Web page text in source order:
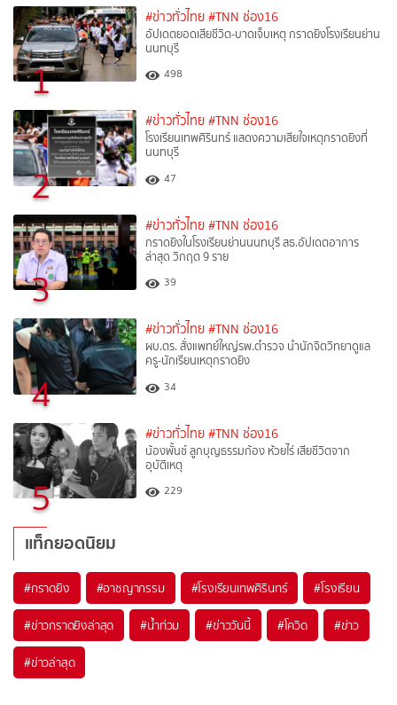
1
#ข่าวทั่วไทย #TNN ช่อง16
อัปเดตยอดเสียชีวิต-บาดเจ็บเหตุ กราดยิงโรงเรียนย่าน
นนทบุรี
498
2
#ข่าวทั่วไทย #TNN ช่อง16
โรงเรียนเทพศิรินทร์ แสดงความเสียใจเหตุกราดยิงที่
นนทบุรี
47
3
#ข่าวทั่วไทย #TNN ช่อง16
กราดยิงในโรงเรียนย่านนนทบุรี สธ.อัปเดตอาการ
ล่าสุด วิกฤต 9 ราย
39
4
#ข่าวทั่วไทย #TNN ช่อง16
ผบ.ตร. สั่งแพทย์ใหญ่รพ.ตำรวจ นำนักจิตวิทยาดูแล
ครู-นักเรียนเหตุกราดยิง
34
5
#ข่าวทั่วไทย #TNN ช่อง16
น้องพั้นช์ ลูกบุญธรรมก้อง ห้วยไร่ เสียชีวิตจาก
อุบัติเหตุ
229
แท็กยอดนิยม
#กราดยิง #อาชญากรรม #โรงเรียนเทพศิรินทร์ #โรงเรียน
#ข่าวกราดยิงล่าสุด #น้ำท่วม #ข่าววันนี้ #โควิด #ข่าว
#ข่าวล่าสุด